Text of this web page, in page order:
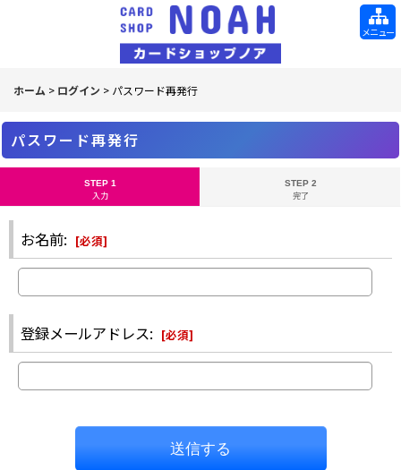
メニュー
ホーム > ログイン > パスワード再発行
パスワード再発行
STEP 1
入力
STEP 2
完了
お名前: [必須]
登録メールアドレス: [必須]
送信する